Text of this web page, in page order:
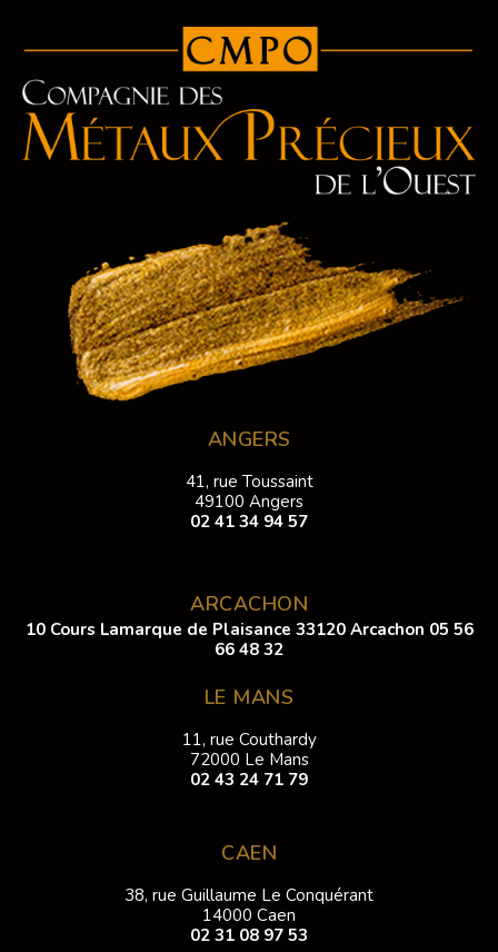
ANGERS
41, rue Toussaint
49100 Angers
02 41 34 94 57
ARCACHON
10 Cours Lamarque de Plaisance 33120 Arcachon 05 56
66 48 32
LE MANS
11, rue Couthardy
72000 Le Mans
02 43 24 71 79
CAEN
38, rue Guillaume Le Conquérant
14000 Caen
02 31 08 97 53